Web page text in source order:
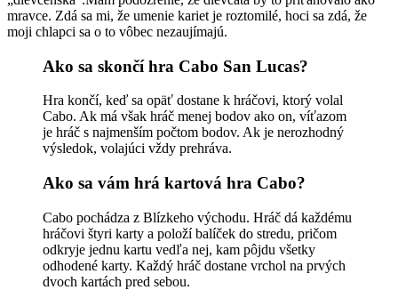
mravce. Zdá sa mi, že umenie kariet je roztomilé, hoci sa zdá, že
moji chlapci sa o to vôbec nezaujímajú.
Ako sa skončí hra Cabo San Lucas?
Hra končí, keď sa opäť dostane k hráčovi, ktorý volal
Cabo. Ak má však hráč menej bodov ako on, víťazom
je hráč s najmenším počtom bodov. Ak je nerozhodný
výsledok, volajúci vždy prehráva.
Ako sa vám hrá kartová hra Cabo?
Cabo pochádza z Blízkeho východu. Hráč dá každému
hráčovi štyri karty a položí balíček do stredu, pričom
odkryje jednu kartu vedľa nej, kam pôjdu všetky
odhodené karty. Každý hráč dostane vrchol na prvých
dvoch kartách pred sebou.